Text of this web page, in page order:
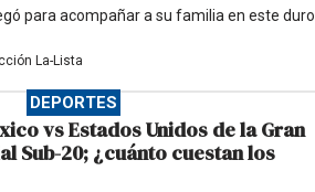
para acompañar a su familia en este duro
La-Lista
DEPORTES
vs Estados Unidos de la Gran
Sub-20; ¿cuánto cuestan los